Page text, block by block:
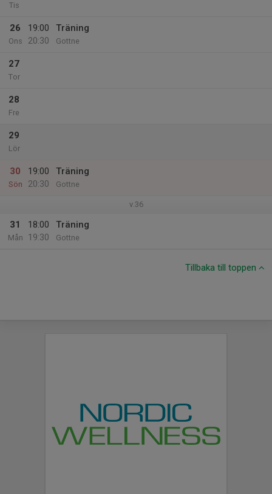
Tis
26
Ons
19:00
20:30
Träning
Gottne
27
Tor
28
Fre
29
Lör
30
Sön
19:00
20:30
Träning
Gottne
v.36
31
Mån
18:00
19:30
Träning
Gottne
Tillbaka till toppen